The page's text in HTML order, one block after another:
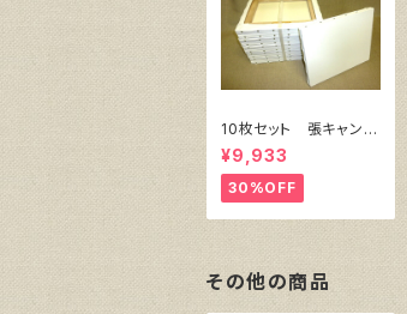
10枚セット 張キャンバ
ス SnowWhite SPC
（綿・ポリエステル）F8
455㎜×380㎜
¥9,933
30%OFF
その他の商品